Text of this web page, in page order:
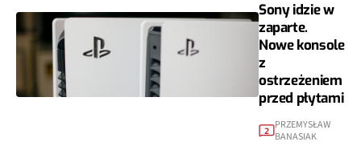
Sony idzie w
zaparte.
Nowe konsole
z
ostrzeżeniem
przed płytami
2 PRZEMYSŁAW
BANASIAK